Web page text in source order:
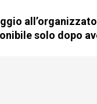
solo dopo